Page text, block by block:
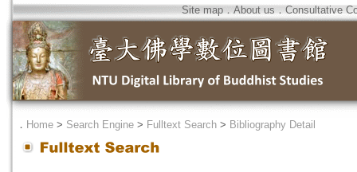
Site map．About us ． Consultative
． Home > Search Engine > Fulltext Search > Bibliography Detail